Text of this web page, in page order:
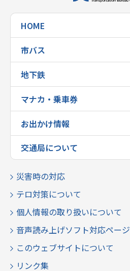
HOME
市バス
地下鉄
マナカ・乗車券
お出かけ情報
交通局について
災害時の対応
テロ対策について
個人情報の取り扱いについて
音声読み上げソフト対応ページ
このウェブサイトについて
リンク集